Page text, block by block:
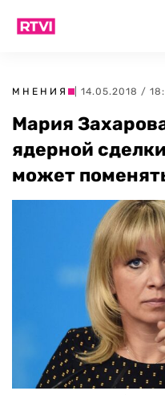
МНЕНИЯ | 14.05.2018 /
Мария
ядерной
может